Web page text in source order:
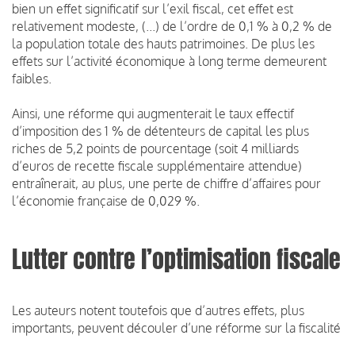
bien un effet significatif sur l’exil fiscal, cet effet est
relativement modeste, (...) de l’ordre de 0,1 % à 0,2 % de
la population totale des hauts patrimoines. De plus les
effets sur l’activité économique à long terme demeurent
faibles.
Ainsi, une réforme qui augmenterait le taux effectif
d’imposition des 1 % de détenteurs de capital les plus
riches de 5,2 points de pourcentage (soit 4 milliards
d’euros de recette fiscale supplémentaire attendue)
entraînerait, au plus, une perte de chiffre d’affaires pour
l’économie française de 0,029 %.
Lutter contre l’optimisation fiscale
Les auteurs notent toutefois que d’autres effets, plus
importants, peuvent découler d’une réforme sur la fiscalité